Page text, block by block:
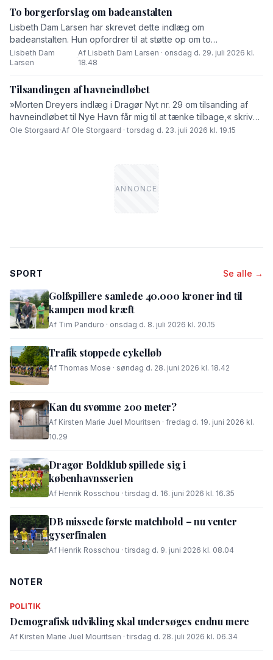
To borgerforslag om badeanstalten
Lisbeth Dam Larsen har skrevet dette indlæg om
badeanstalten. Hun opfordrer til at støtte op om to
borgerforslag.
Lisbeth Dam
Larsen
·
Af Lisbeth Dam Larsen · onsdag d. 29. juli 2026 kl.
18.48
Tilsandingen af havneindløbet
»Morten Dreyers indlæg i Dragør Nyt nr. 29 om tilsanding af
havneindløbet til Nye Havn får mig til at tænke tilbage,« skriver
Ole Storgaard i dette debatindlæg.
Ole Storgaard·Af Ole Storgaard · torsdag d. 23. juli 2026 kl. 19.15
SPORT Se alle →
Golfspillere samlede 40.000 kroner ind til
kampen mod kræft
Af Tim Panduro · onsdag d. 8. juli 2026 kl. 20.15
Trafik stoppede cykelløb
Af Thomas Mose · søndag d. 28. juni 2026 kl. 18.42
Kan du svømme 200 meter?
Af Kirsten Marie Juel Mouritsen · fredag d. 19. juni 2026 kl.
10.29
Dragør Boldklub spillede sig i
københavnsserien
Af Henrik Rosschou · tirsdag d. 16. juni 2026 kl. 16.35
DB missede første matchbold – nu venter
gyserfinalen
Af Henrik Rosschou · tirsdag d. 9. juni 2026 kl. 08.04
NOTER
POLITIK
Demografisk udvikling skal undersøges endnu mere
Af Kirsten Marie Juel Mouritsen · tirsdag d. 28. juli 2026 kl. 06.34